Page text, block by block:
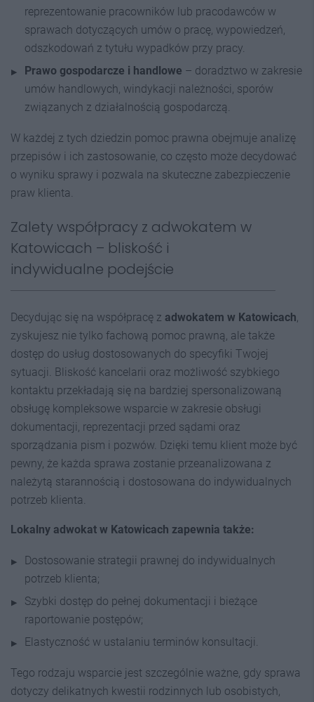
reprezentowanie pracowników lub pracodawców w
sprawach dotyczących umów o pracę, wypowiedzeń,
odszkodowań z tytułu wypadków przy pracy.
Prawo gospodarcze i handlowe – doradztwo w zakresie
umów handlowych, windykacji należności, sporów
związanych z działalnością gospodarczą.
W każdej z tych dziedzin pomoc prawna obejmuje analizę
przepisów i ich zastosowanie, co często może decydować
o wyniku sprawy i pozwala na skuteczne zabezpieczenie
praw klienta.
Zalety współpracy z adwokatem w
Katowicach – bliskość i
indywidualne podejście
Decydując się na współpracę z adwokatem w Katowicach
zyskujesz nie tylko fachową pomoc prawną, ale także
dostęp do usług dostosowanych do specyfiki Twojej
sytuacji. Bliskość kancelarii oraz możliwość szybkiego
kontaktu przekładają się na bardziej spersonalizowaną
obsługę kompleksowe wsparcie w zakresie obsługi
dokumentacji, reprezentacji przed sądami oraz
sporządzania pism i pozwów. Dzięki temu klient może być
pewny, że każda sprawa zostanie przeanalizowana z
należytą starannością i dostosowana do indywidualnych
potrzeb klienta.
Lokalny adwokat w Katowicach zapewnia także:
Dostosowanie strategii prawnej do indywidualnych
potrzeb klienta;
Szybki dostęp do pełnej dokumentacji i bieżące
raportowanie postępów;
Elastyczność w ustalaniu terminów konsultacji.
Tego rodzaju wsparcie jest szczególnie ważne, gdy sprawa
dotyczy delikatnych kwestii rodzinnych lub osobistych,